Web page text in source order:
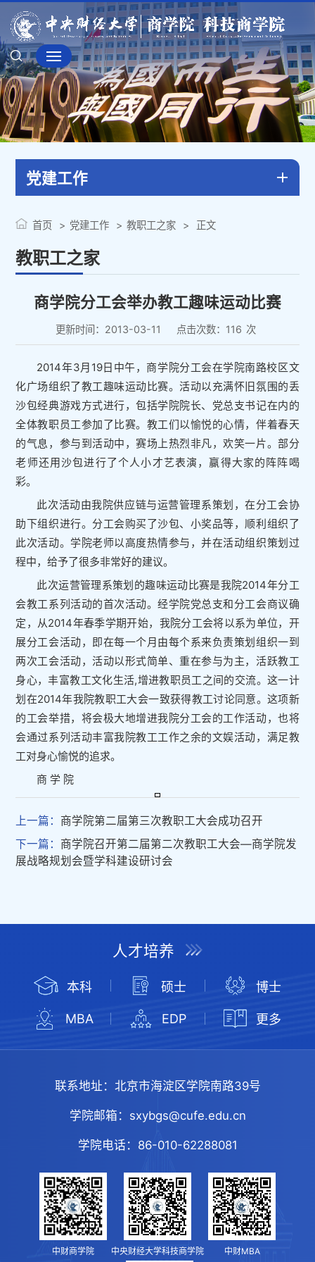
党建工作
教职工之家
首页 党建工作 教职工之家 正文
商学院分工会举办教工趣味运动比赛
更新时间：2013-03-11 点击次数： 116 次
2014年3月19日中午，商学院分工会在学院南路校区文
化广场组织了教工趣味运动比赛。活动以充满怀旧氛围的丢
沙包经典游戏方式进行，包括学院院长、党总支书记在内的
全体教职员工参加了比赛。教工们以愉悦的心情，伴着春天
的气息，参与到活动中，赛场上热烈非凡，欢笑一片。部分
老师还用沙包进行了个人小才艺表演，赢得大家的阵阵喝
彩。
此次活动由我院供应链与运营管理系策划，在分工会协
助下组织进行。分工会购买了沙包、小奖品等，顺利组织了
此次活动。学院老师以高度热情参与，并在活动组织策划过
程中，给予了很多非常好的建议。
此次运营管理系策划的趣味运动比赛是我院2014年分工
会教工系列活动的首次活动。经学院党总支和分工会商议确
定，从2014年春季学期开始，我院分工会将以系为单位，开
展分工会活动，即在每一个月由每个系来负责策划组织一到
两次工会活动，活动以形式简单、重在参与为主，活跃教工
身心，丰富教工文化生活,增进教职员工之间的交流。这一计
划在2014年我院教职工大会一致获得教工讨论同意。这项新
的工会举措，将会极大地增进我院分工会的工作活动，也将
会通过系列活动丰富我院教工工作之余的文娱活动，满足教
工对身心愉悦的追求。
商 学 院
上一篇： 商学院第二届第三次教职工大会成功召开
下一篇： 商学院召开第二届第二次教职工大会—商学院发
展战略规划会暨学科建设研讨会
人才培养
本科 硕士 博士
MBA EDP 更多
联系地址： 北京市海淀区学院南路39号
学院邮箱： sxybgs@cufe.edu.cn
学院电话： 86-010-62288081
中财商学院 中央财经大学科技商学院 中财MBA